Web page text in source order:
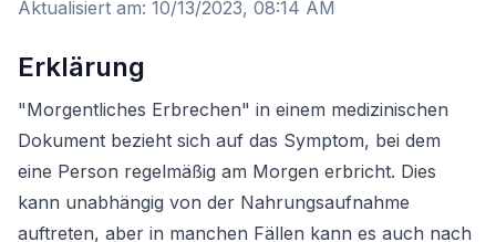
Aktualisiert am: 10/13/2023, 08:14 AM
Erklärung
"Morgentliches Erbrechen" in einem medizinischen
Dokument bezieht sich auf das Symptom, bei dem
eine Person regelmäßig am Morgen erbricht. Dies
kann unabhängig von der Nahrungsaufnahme
auftreten, aber in manchen Fällen kann es auch nach